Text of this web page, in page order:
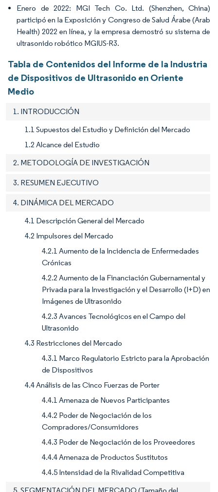
Enero de 2022: MGI Tech Co. Ltd. (Shenzhen, China)
participó en la Exposición y Congreso de Salud Árabe (Arab
Health) 2022 en línea, y la empresa demostró su sistema de
ultrasonido robótico MGIUS-R3.
Tabla de Contenidos del Informe de la Industria
de Dispositivos de Ultrasonido en Oriente
Medio
1. INTRODUCCIÓN
1.1 Supuestos del Estudio y Definición del Mercado
1.2 Alcance del Estudio
2. METODOLOGÍA DE INVESTIGACIÓN
3. RESUMEN EJECUTIVO
4. DINÁMICA DEL MERCADO
4.1 Descripción General del Mercado
4.2 Impulsores del Mercado
4.2.1 Aumento de la Incidencia de Enfermedades
Crónicas
4.2.2 Aumento de la Financiación Gubernamental y
Privada para la Investigación y el Desarrollo (I+D) en
Imágenes de Ultrasonido
4.2.3 Avances Tecnológicos en el Campo del
Ultrasonido
4.3 Restricciones del Mercado
4.3.1 Marco Regulatorio Estricto para la Aprobación
de Dispositivos
4.4 Análisis de las Cinco Fuerzas de Porter
4.4.1 Amenaza de Nuevos Participantes
4.4.2 Poder de Negociación de los
Compradores/Consumidores
4.4.3 Poder de Negociación de los Proveedores
4.4.4 Amenaza de Productos Sustitutos
4.4.5 Intensidad de la Rivalidad Competitiva